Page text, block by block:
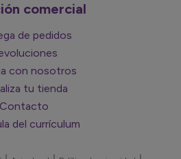
comercial
de pedidos
con nosotros
tu tienda
Contacto
del currículum